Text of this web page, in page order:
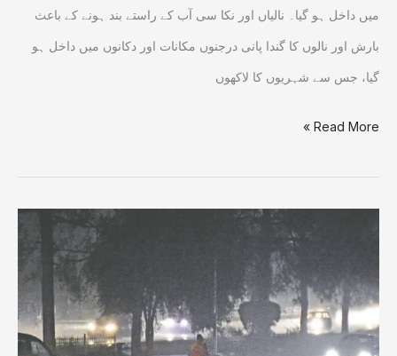
میں داخل ہو گیا۔ نالیاں اور نکا سی آب کے راستے بند ہونے کے باعث
بارش اور نالوں کا گندا پانی درجنوں مکانات اور دکانوں میں داخل ہو
گیا، جس سے شہریوں کا لاکھوں
Read More »
مختلف
حصوں
میں